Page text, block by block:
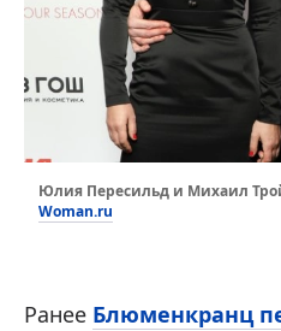
Юлия Пересильд и Михаил
Woman.ru
Ранее Блюменкранц